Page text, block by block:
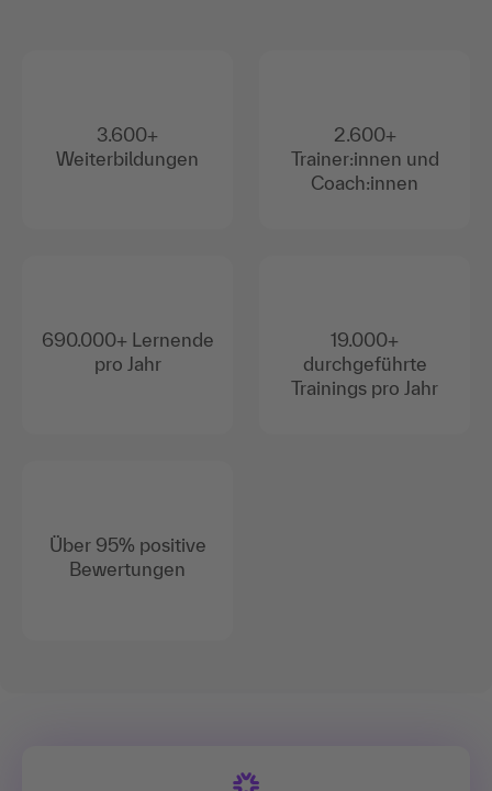
3.600+
Weiterbildungen
690.000+ Lernende
pro Jahr
Über 95% positive
Bewertungen
2.600+
Trainer:innen und
Coach:innen
19.000+
durchgeführte
Trainings pro Jahr